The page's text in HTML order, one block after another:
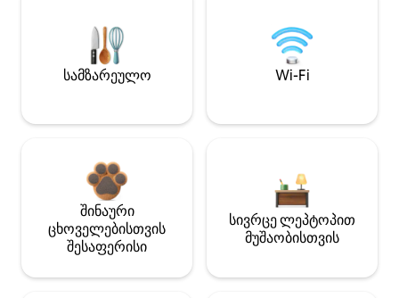
სამზარეულო Wi-Fi
შინაური
ცხოველებისთვის
შესაფერისი
სივრცე ლეპტოპით
მუშაობისთვის